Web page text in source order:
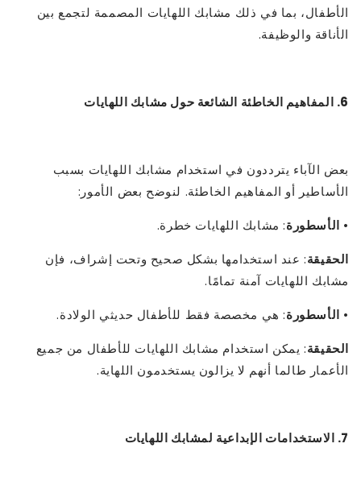
الأطفال، بما في ذلك مشابك اللهايات المصممة لتجمع بين
الأناقة والوظيفة.
6. المفاهيم الخاطئة الشائعة حول مشابك اللهايات
بعض الآباء يترددون في استخدام مشابك اللهايات بسبب
الأساطير أو المفاهيم الخاطئة. لنوضح بعض الأمور:
الأسطورة: مشابك اللهايات خطرة.
الحقيقة: عند استخدامها بشكل صحيح وتحت إشراف، فإن
مشابك اللهايات آمنة تمامًا.
الأسطورة: هي مخصصة فقط للأطفال حديثي الولادة.
الحقيقة: يمكن استخدام مشابك اللهايات للأطفال من جميع
الأعمار طالما أنهم لا يزالون يستخدمون اللهاية.
7. الاستخدامات الإبداعية لمشابك اللهايات